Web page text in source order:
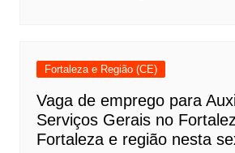
Fortaleza e Região (CE)
Vaga de emprego para
Serviços Gerais no
Fortaleza e região nesta